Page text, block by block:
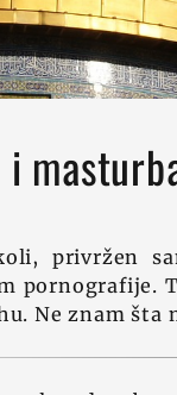
i
privržen
pornografije.
Ne znam